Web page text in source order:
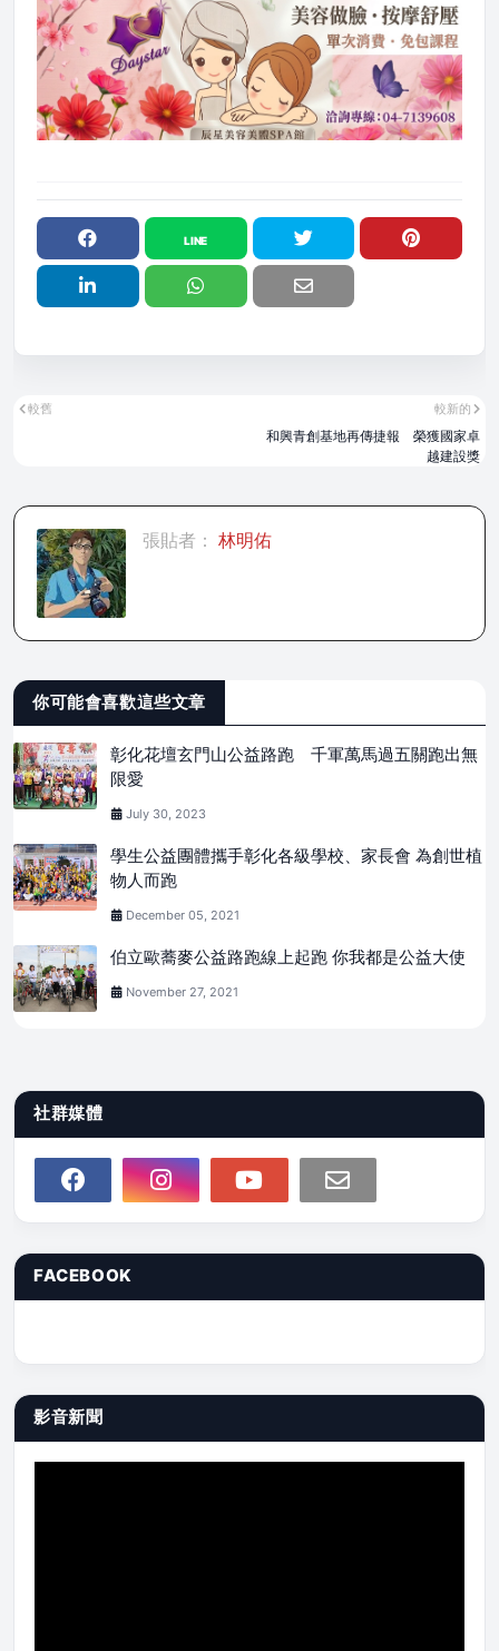
較新的
和興青創基地再傳捷報 榮獲國家卓
越建設獎
較舊
張貼者： 林明佑
你可能會喜歡這些文章
彰化花壇玄門山公益路跑 千軍萬馬過五關跑出無
限愛
July 30, 2023
學生公益團體攜手彰化各級學校、家長會 為創世植
物人而跑
December 05, 2021
伯立歐蕎麥公益路跑線上起跑 你我都是公益大使
November 27, 2021
社群媒體
FACEBOOK
影音新聞